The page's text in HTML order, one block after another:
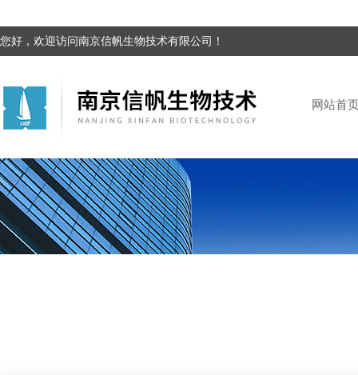
您好，欢迎访问南京信帆生物技术有限公司！
网站首